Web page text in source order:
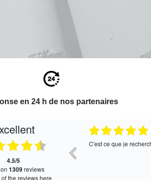
en 24 h de nos partenaires
4.5/5
1309reviews
of the reviews here.
27.07.2026
C'est ce que je recherchais, merci